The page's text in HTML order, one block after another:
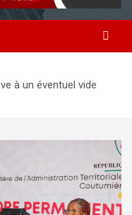
à un éventuel vide